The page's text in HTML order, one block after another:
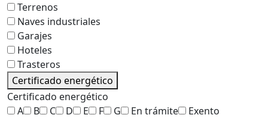
Terrenos
Naves industriales
Garajes
Hoteles
Trasteros
Certificado energético
Certificado energético
A
B C D E F G En trámite
Exento